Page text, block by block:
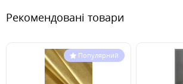
Рекомендовані товари
Популярний